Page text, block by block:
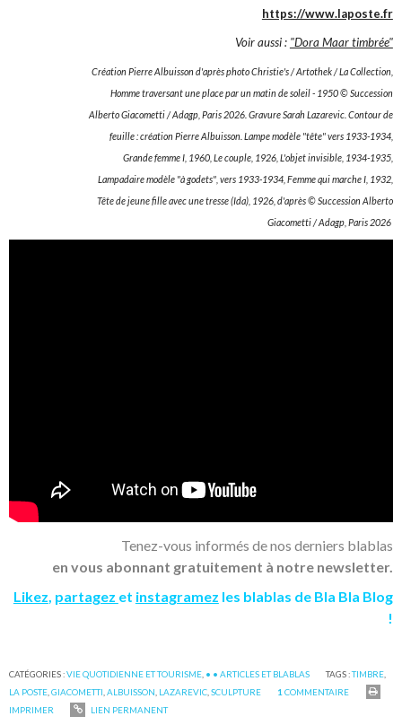
https://www.laposte.fr
Voir aussi : "Dora Maar timbrée"
Création Pierre Albuisson d'après photo Christie's / Artothek / La Collection,
Homme traversant une place par un matin de soleil - 1950 © Succession
Alberto Giacometti / Adagp, Paris 2026. Gravure Sarah Lazarevic. Contour de
feuille : création Pierre Albuisson. Lampe modèle "tête" vers 1933-1934,
Grande femme I, 1960, Le couple, 1926, L'objet invisible, 1934-1935,
Lampadaire modèle "à godets", vers 1933-1934, Femme qui marche I, 1932,
Tête de jeune fille avec une tresse (Ida), 1926, d'après © Succession Alberto
Giacometti / Adagp, Paris 2026
Tenez-vous informés de nos derniers blablas
en vous abonnant gratuitement à notre newsletter.
Likez partagez et instagramez les blablas de Bla Bla Blog
!
CATÉGORIES :VIE QUOTIDIENNE ET TOURISME • • ARTICLES ET BLABLAS TAGS :TIMBRE
LA POSTE ,GIACOMETTI ,ALBUISSON LAZAREVIC ,SCULPTURE 1 COMMENTAIRE
IMPRIMER
LIEN PERMANENT